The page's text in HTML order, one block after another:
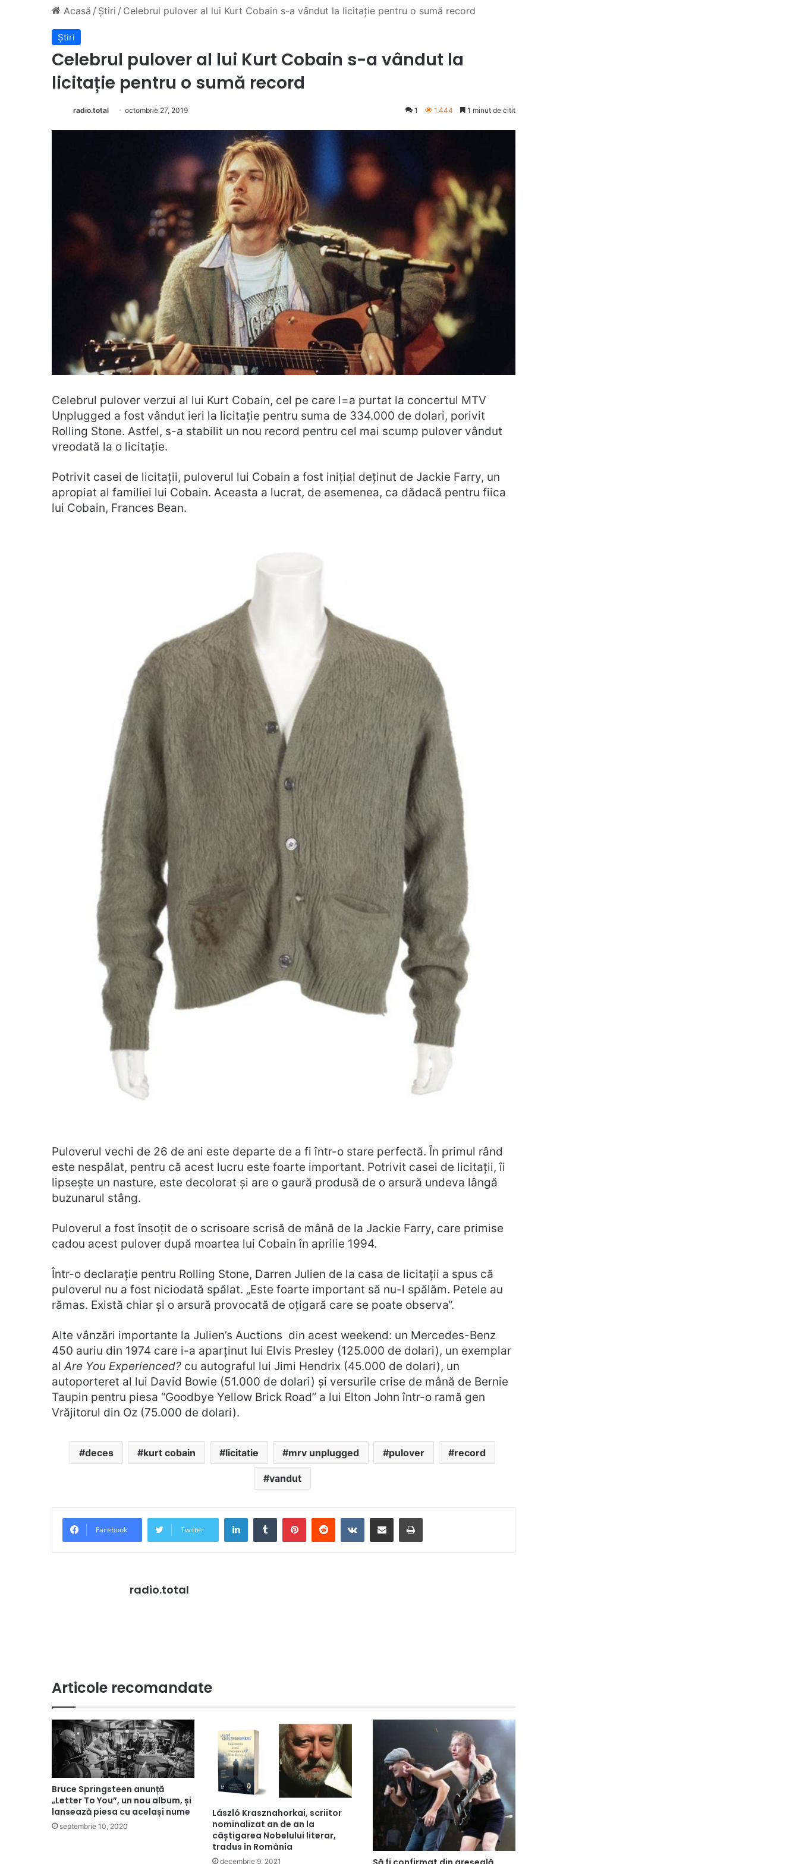
Acasă / Știri / Celebrul pulover al lui Kurt Cobain s-a vândut la licitație pentru o sumă record
Știri
Celebrul pulover al lui Kurt Cobain s-a vândut la
licitație pentru o sumă record
radio.total octombrie 27, 2019 1 1.444 1 minut de citit
Celebrul pulover verzui al lui Kurt Cobain, cel pe care l=a purtat la concertul MTV
Unplugged a fost vândut ieri la licitație pentru suma de 334.000 de dolari, porivit
Rolling Stone. Astfel, s-a stabilit un nou record pentru cel mai scump pulover vândut
vreodată la o licitație.
Potrivit casei de licitații, puloverul lui Cobain a fost inițial deținut de Jackie Farry, un
apropiat al familiei lui Cobain. Aceasta a lucrat, de asemenea, ca dădacă pentru fiica
lui Cobain, Frances Bean.
Puloverul vechi de 26 de ani este departe de a fi într-o stare perfectă. În primul rând
este nespălat, pentru că acest lucru este foarte important. Potrivit casei de licitații, îi
lipsește un nasture, este decolorat și are o gaură produsă de o arsură undeva lângă
buzunarul stâng.
Puloverul a fost însoțit de o scrisoare scrisă de mână de la Jackie Farry, care primise
cadou acest pulover după moartea lui Cobain în aprilie 1994.
Într-o declarație pentru Rolling Stone, Darren Julien de la casa de licitații a spus că
puloverul nu a fost niciodată spălat. „Este foarte important să nu-l spălăm. Petele au
rămas. Există chiar și o arsură provocată de oțigară care se poate observa“.
Alte vânzări importante la Julien’s Auctions din acest weekend: un Mercedes-Benz
450 auriu din 1974 care i-a aparținut lui Elvis Presley (125.000 de dolari), un exemplar
alAre You Experienced? cu autograful lui Jimi Hendrix (45.000 de dolari), un
autoporteret al lui David Bowie (51.000 de dolari) și versurile crise de mână de Bernie
Taupin pentru piesa “Goodbye Yellow Brick Road” a lui Elton John într-o ramă gen
Vrăjitorul din Oz (75.000 de dolari).
deces kurt cobain licitatie mrv unplugged pulover record
vandut
Facebook Twitter
LinkedInTumblrPinterestRedditVKontakte
Distribuie prin mail Tipărește
radio.total
Articole recomandate
Bruce Springsteen anunță
„Letter To You”, un nou album, și
lansează piesa cu același nume
septembrie 10, 2020
László Krasznahorkai, scriitor
nominalizat an de an la
câștigarea Nobelului literar,
tradus în România
decembrie 9, 2021